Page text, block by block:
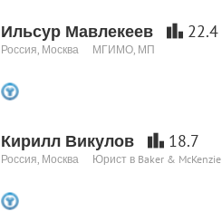
Ильсур Мавлекеев 22.4
Россия, Москва МГИМО, МП
Кирилл Викулов 18.7
Россия, Москва Юрист в Baker & McKenzie